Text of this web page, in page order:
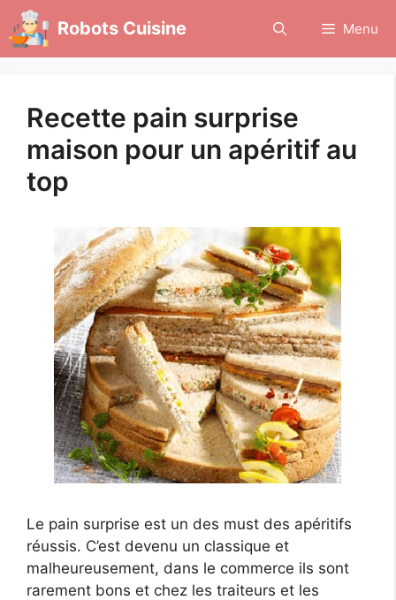
Aller
au
contenu
Robots Cuisine Menu
Recette pain surprise
maison pour un apéritif au
top
Le pain surprise est un des must des apéritifs
réussis. C’est devenu un classique et
malheureusement, dans le commerce ils sont
rarement bons et chez les traiteurs et les